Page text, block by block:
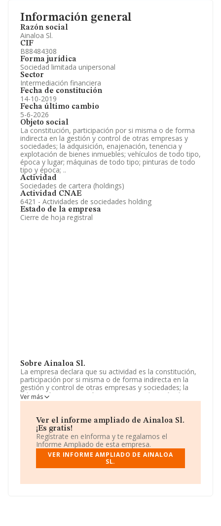
Información general
Razón social
Ainaloa Sl.
CIF
B88484308
Forma jurídica
Sociedad limitada unipersonal
Sector
Intermediación financiera
Fecha de constitución
14-10-2019
Fecha último cambio
5-6-2026
Objeto social
La constitución, participación por si misma o de forma
indirecta en la gestión y control de otras empresas y
sociedades; la adquisición, enajenación, tenencia y
explotación de bienes inmuebles; vehículos de todo tipo,
época y lugar; máquinas de todo tipo; pinturas de todo
tipo y época; ..
Actividad
Sociedades de cartera (holdings)
Actividad CNAE
6421 - Actividades de sociedades holding
Estado de la empresa
Cierre de hoja registral
Sobre Ainaloa Sl.
La empresa declara que su actividad es la constitución,
participación por si misma o de forma indirecta en la
gestión y control de otras empresas y sociedades; la
adquisición, enajenación, tenencia y explotación de
bienes inmuebles; vehículos de todo tipo, época y lugar;
La empresa está registrada como Sociedad Limitada.
Tiene CNAE: 6421 - '%cnae%'. No realiza actividad de
importación y/o exportación.
La compañíaAinaloa S.L, B88484308, tiene su
domicilio social establecido en Lugar Cortijo El Solano
Bobadilla Estación núm. S/N, (29200), en el municipio de
Ver más
Ver el informe ampliado de Ainaloa Sl.
¡Es gratis!
Regístrate en eInforma y te regalamos el
Informe Ampliado de esta empresa.
VER INFORME AMPLIADO DE AINALOA
SL.